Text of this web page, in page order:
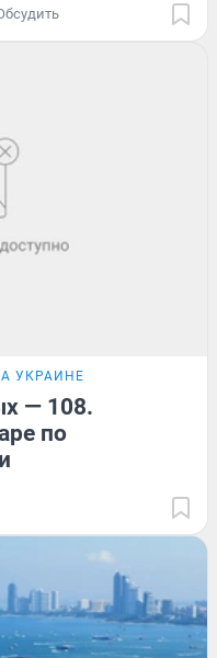
УКРАИНЕ
— 108.
по